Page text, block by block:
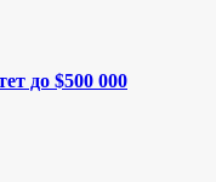
до $500 000